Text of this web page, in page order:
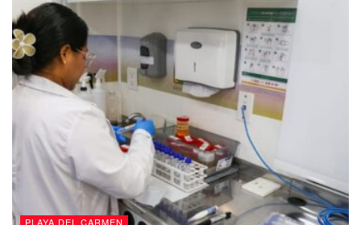
Fueron alrededor de 15 los voluntarios quienes se dieron
cita para levantar basura y dejar impecable el lugar.
Con la limpieza de este cenote no solo se logró recuperar
un espacio que se encontraba muy sucio sino, se ha
podido hacer comunidad entre los vecinos, incluso han
sugerido que artistas locales creen un mural indicó
PLAYA DEL CARMEN